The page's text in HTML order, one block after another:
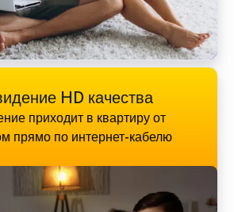
HD качества
приходит в квартиру от
прямо по интернет-кабелю